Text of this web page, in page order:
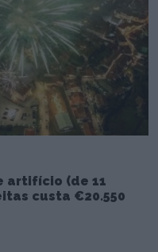
artifício (de 11
custa €20.550